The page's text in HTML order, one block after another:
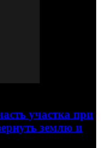
участка при
землю и